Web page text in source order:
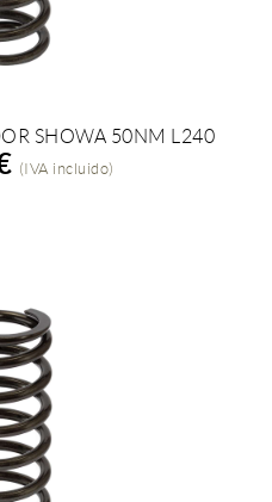
COMPRA
SHOWA 50NM L240
(IVA incluido)